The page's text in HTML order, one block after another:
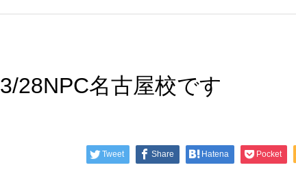
3/28NPC名古屋校です
Tweet Share Hatena Pocket